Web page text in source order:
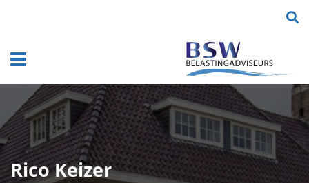
Rico Keizer
Navigatie